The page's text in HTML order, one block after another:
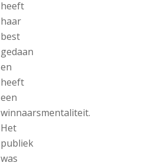
heeft
haar
best
gedaan
en
heeft
een
winnaarsmentaliteit.
Het
publiek
was